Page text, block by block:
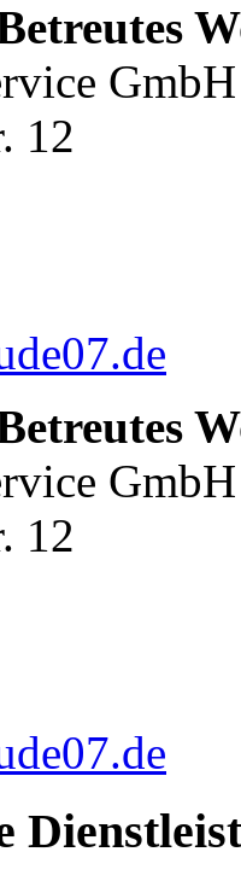
GmbH
12
GmbH
12